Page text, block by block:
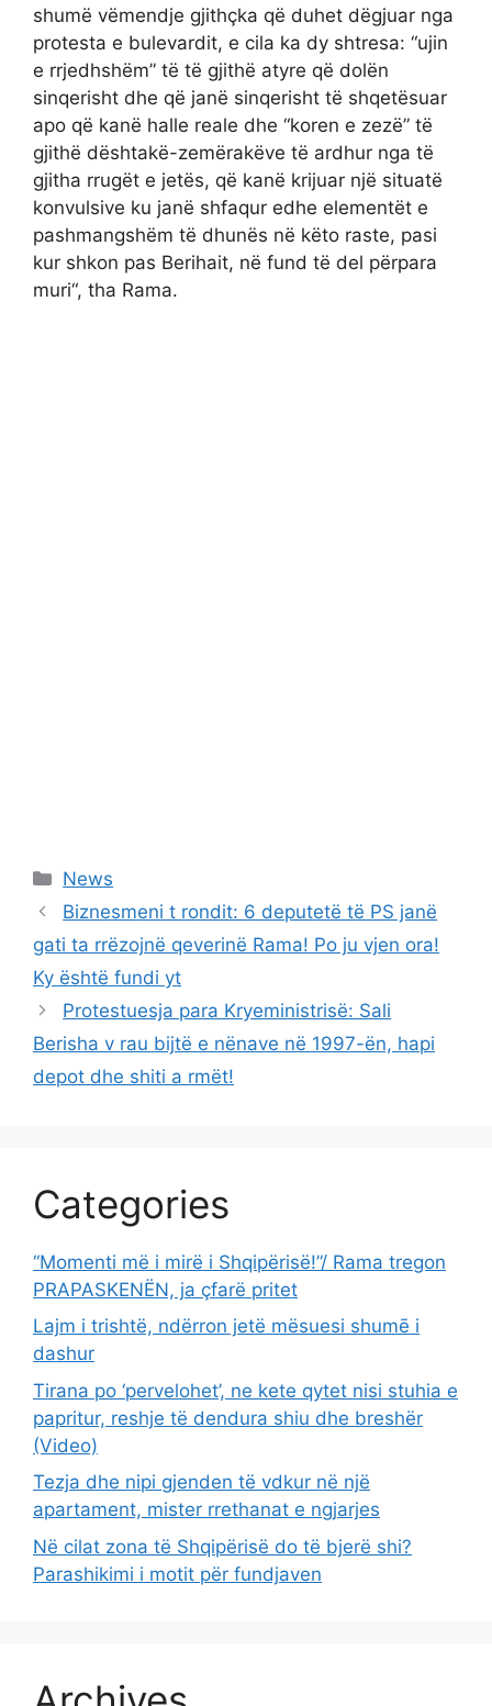
shumë vëmendje gjithçka që duhet dëgjuar nga
protesta e bulevardit, e cila ka dy shtresa: “ujin
e rrjedhshëm” të të gjithë atyre që dolën
sinqerisht dhe që janë sinqerisht të shqetësuar
apo që kanë halle reale dhe “koren e zezë” të
gjithë dështakë-zemërakëve të ardhur nga të
gjitha rrugët e jetës, që kanë krijuar një situatë
konvulsive ku janë shfaqur edhe elementët e
pashmangshëm të dhunës në këto raste, pasi
kur shkon pas Berihait, në fund të del përpara
muri“, tha Rama.
Categories
News
Biznesmeni t rondit: 6 deputetë të PS janë
gati ta rrëzojnë qeverinë Rama! Po ju vjen ora!
Ky është fundi yt
Protestuesja para Kryeministrisë: Sali
Berisha v rau bijtë e nënave në 1997-ën, hapi
depot dhe shiti a rmët!
Categories
“Momenti më i mirë i Shqipërisë!”/ Rama tregon
PRAPASKENËN, ja çfarë pritet
Lajm i trishtë, ndërron jetë mësuesi shumē i
dashur
Tirana po ‘pervelohet’, ne kete qytet nisi stuhia e
papritur, reshje të dendura shiu dhe breshër
(Video)
Tezja dhe nipi gjenden të vdkur në një
apartament, mister rrethanat e ngjarjes
Në cilat zona të Shqipërisë do të bjerë shi?
Parashikimi i motit për fundjaven